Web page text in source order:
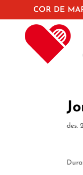
COR DE
des.